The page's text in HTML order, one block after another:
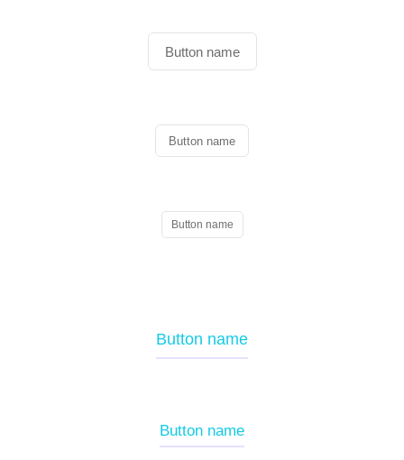
Button name
Button name
Button name
Button name
Button name